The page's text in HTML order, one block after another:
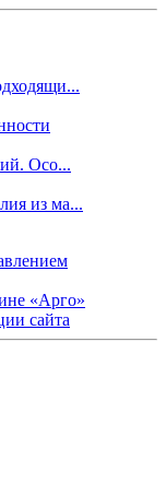
Осо...
из ма...
«Арго»
сайта